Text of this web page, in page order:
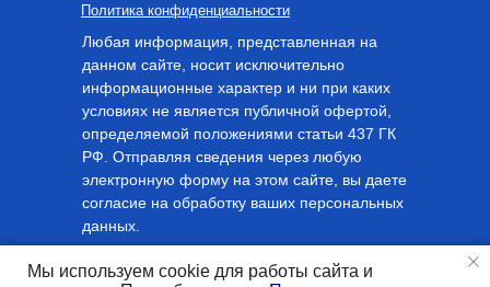
Мы используем cookie для работы сайта и
Политика конфиденциальности
Любая информация, представленная на
данном сайте, носит исключительно
информационные характер и ни при каких
условиях не является публичной офертой,
определяемой положениями статьи 437 ГК
РФ. Отправляя сведения через любую
электронную форму на этом сайте, вы даете
согласие на обработку ваших персональных
данных.